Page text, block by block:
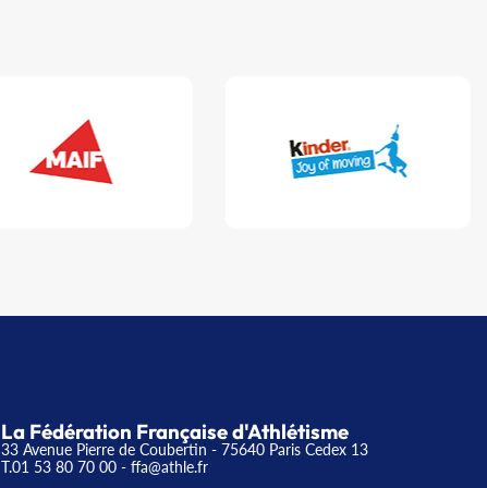
La Fédération Française d'Athlétisme
33 Avenue Pierre de Coubertin - 75640 Paris Cedex 13
T.01 53 80 70 00 - ffa@athle.fr